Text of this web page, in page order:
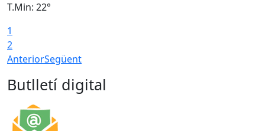
T.Min: 22°
1
2
AnteriorSegüent
Butlletí digital